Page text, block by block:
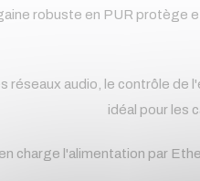
robuste en PUR
réseaux audio, le contrôle
idéal pour les
charge l'alimentation par